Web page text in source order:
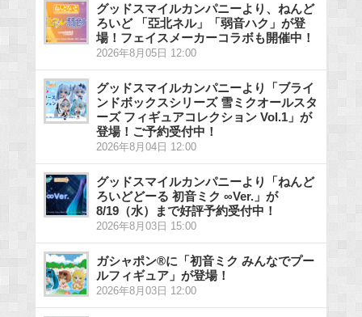
グッドスマイルカンパニーより、ねんど
ろいど 「亞北ネル」「弱音ハク」が登
場！フェイスメーカーコラボも開催中！
2026年8月05日 12:00
グッドスマイルカンパニーより「ブライ
ンドボックスシリーズ 雪ミクオールスタ
ーズ フィギュアコレクション Vol.1」が
登場！ご予約受付中！
2026年8月04日 12:00
グッドスマイルカンパニーより「ねんど
ろいどどーる 初音ミク ∞Ver.」が
8/19（水）まで好評予約受付中！
2026年8月03日 15:00
ガシャポン®に「初音ミク みんなでプー
ルフィギュア」が登場！
2026年8月03日 12:00